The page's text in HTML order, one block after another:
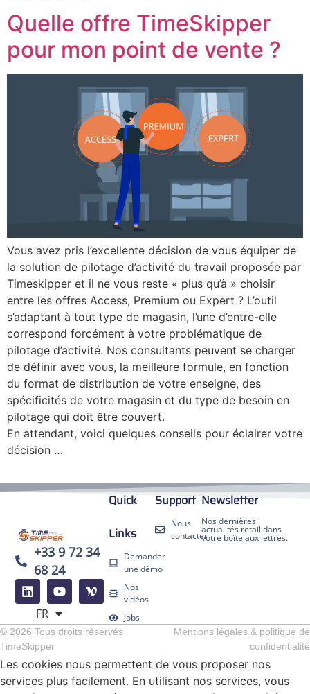
Quelle offre TimeSkipper
pour mon point de vente ?
Vous avez pris l’excellente décision de vous équiper de
la solution de pilotage d’activité du travail proposée par
Timeskipper et il ne vous reste « plus qu’à » choisir
entre les offres Access, Premium ou Expert ? L’outil
s’adaptant à tout type de magasin, l’une d’entre-elle
correspond forcément à votre problématique de
pilotage d’activité. Nos consultants peuvent se charger
de définir avec vous, la meilleure formule, en fonction
du format de distribution de votre enseigne, des
spécificités de votre magasin et du type de besoin en
pilotage qui doit être couvert.
En attendant, voici quelques conseils pour éclairer votre
décision …
+33 9 72 34
68 24
FR
EN
DE
Quick
Links
Demander
une démo
Nos
vidéos
Jobs
Support
Nous
contacter
Newsletter
Nos dernières
actualités retail dans
votre boîte aux lettres.
© 2026 Tous droits réservés
TimeSkipper
Mentions légales & politique de
confidentialité
Les cookies nous permettent de vous proposer nos
services plus facilement. En utilisant nos services, vous